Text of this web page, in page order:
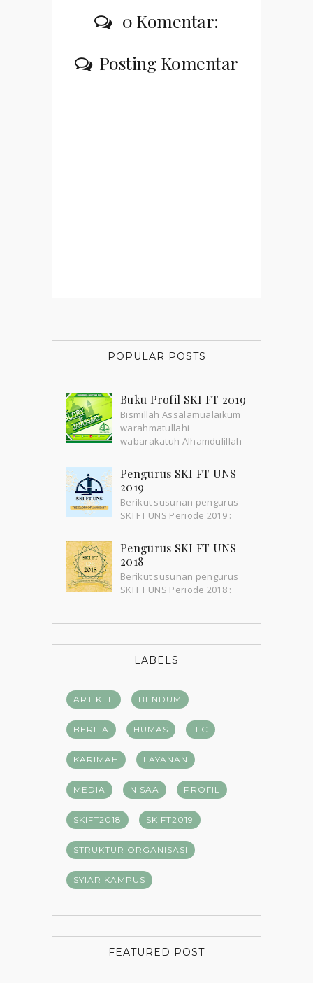
0 Komentar:
Posting Komentar
POPULAR POSTS
Buku Profil SKI FT 2019
Bismillah Assalamualaikum
warahmatullahi
wabarakatuh Alhamdulillah
selesai disusun. Buku ini sebaga...
Pengurus SKI FT UNS
2019
Berikut susunan pengurus
SKI FT UNS Periode 2019 :
Muhammad Yusuf Haidar ...
Pengurus SKI FT UNS
2018
Berikut susunan pengurus
SKI FT UNS Periode 2018 :
LABELS
ARTIKEL BENDUM
BERITA HUMAS ILC
KARIMAH LAYANAN
MEDIA NISAA PROFIL
SKIFT2018 SKIFT2019
STRUKTUR ORGANISASI
SYIAR KAMPUS
FEATURED POST